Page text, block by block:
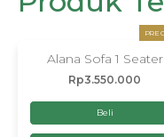
PRE
Alana Sofa 1 Seater
Rp3.550.000
Beli